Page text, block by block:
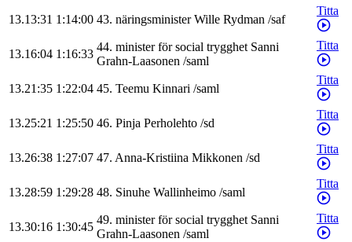
13.13:31 1:14:00 43. näringsminister Wille Rydman /saf
Titta
13.16:04 1:16:33
44. minister för social trygghet Sanni
Grahn-Laasonen /saml
Titta
13.21:35 1:22:04 45. Teemu Kinnari /saml
Titta
13.25:21 1:25:50 46. Pinja Perholehto /sd
Titta
13.26:38 1:27:07 47. Anna-Kristiina Mikkonen /sd
Titta
13.28:59 1:29:28 48. Sinuhe Wallinheimo /saml
Titta
13.30:16 1:30:45
49. minister för social trygghet Sanni
Grahn-Laasonen /saml
Titta